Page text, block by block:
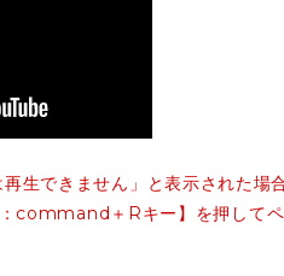
生できません」と表示された場合
command＋Rキー】を押してペ